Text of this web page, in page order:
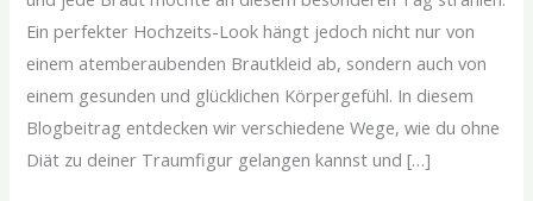
Ein perfekter Hochzeits-Look hängt jedoch nicht nur von
einem atemberaubenden Brautkleid ab, sondern auch von
einem gesunden und glücklichen Körpergefühl. In diesem
Blogbeitrag entdecken wir verschiedene Wege, wie du ohne
Diät zu deiner Traumfigur gelangen kannst und […]